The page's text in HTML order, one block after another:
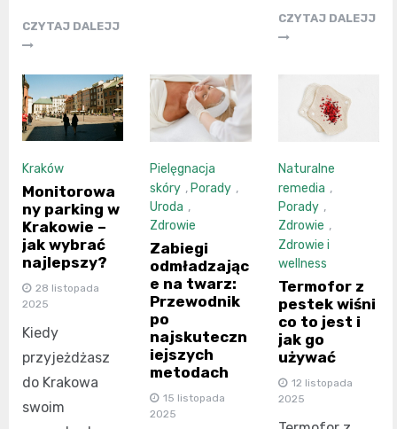
CZYTAJ DALEJJ
CZYTAJ DALEJJ
Kraków
Monitorowa
ny parking w
Krakowie –
jak wybrać
najlepszy?
28 listopada
2025
Kiedy
przyjeżdżasz
do Krakowa
swoim
Pielęgnacja
skóry , Porady ,
Uroda ,
Zdrowie
Zabiegi
odmładzając
e na twarz:
Przewodnik
po
najskuteczn
iejszych
metodach
15 listopada
2025
Naturalne
remedia ,
Porady ,
Zdrowie ,
Zdrowie i
wellness
Termofor z
pestek wiśni
co to jest i
jak go
używać
12 listopada
2025